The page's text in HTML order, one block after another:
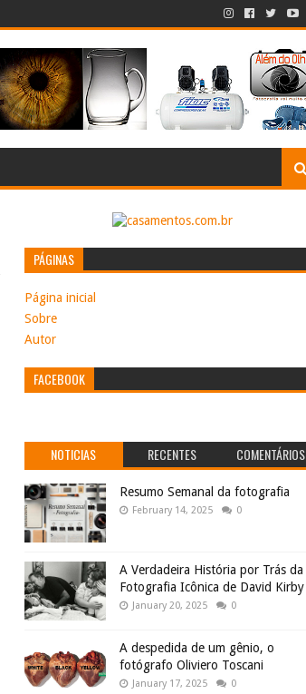
PÁGINAS
Página inicial
Sobre
Autor
FACEBOOK
NOTICIAS RECENTES COMENTÁRIOS
Resumo Semanal da fotografia
February 14, 2025 0
A Verdadeira História por Trás da
Fotografia Icônica de David Kirby
January 20, 2025 0
A despedida de um gênio, o
fotógrafo Oliviero Toscani
January 17, 2025 0